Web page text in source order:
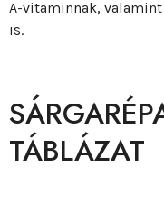
A-vitaminnak,
is.
TÁBLÁZAT